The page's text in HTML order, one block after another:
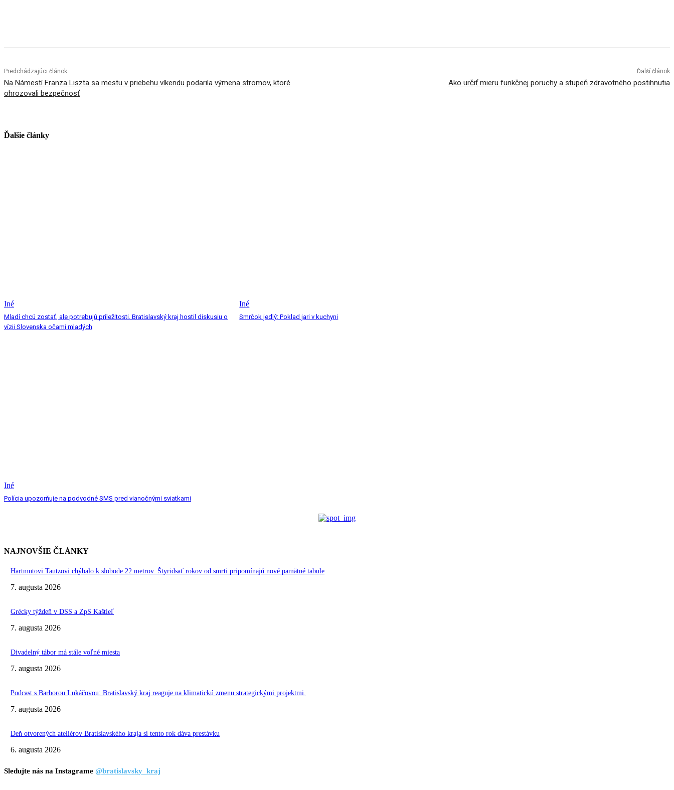
Predchádzajúci článok
Na Námestí Franza Liszta sa mestu v priebehu víkendu podarila výmena stromov, ktoré
ohrozovali bezpečnosť
Ďalší článok
Ako určiť mieru funkčnej poruchy a stupeň zdravotného postihnutia
Ďalšie články
Iné
Mladí chcú zostať, ale potrebujú príležitosti. Bratislavský kraj hostil diskusiu o
vízii Slovenska očami mladých
Iné
Smrčok jedlý: Poklad jari v kuchyni
Iné
Polícia upozorňuje na podvodné SMS pred vianočnými sviatkami
NAJNOVŠIE ČLÁNKY
Hartmutovi Tautzovi chýbalo k slobode 22 metrov. Štyridsať rokov od smrti pripomínajú nové pamätné tabule
7. augusta 2026
Grécky týždeň v DSS a ZpS Kaštieľ
7. augusta 2026
Divadelný tábor má stále voľné miesta
7. augusta 2026
Podcast s Barborou Lukáčovou: Bratislavský kraj reaguje na klimatickú zmenu strategickými projektmi.
7. augusta 2026
Deň otvorených ateliérov Bratislavského kraja si tento rok dáva prestávku
6. augusta 2026
Sledujte nás na Instagrame @bratislavsky_kraj